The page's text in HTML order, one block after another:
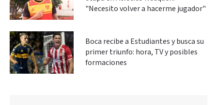
"Necesito volver a hacerme jugador"
Boca recibe a Estudiantes y busca su
primer triunfo: hora, TV y posibles
formaciones